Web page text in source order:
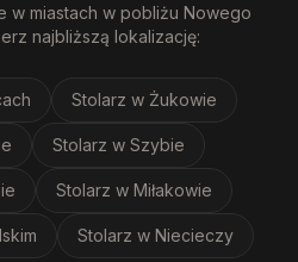
w miastach w pobliżu Nowego
najbliższą lokalizację:
Stolarz w Żukowie
Stolarz w Szybie
Stolarz w Miłakowie
Stolarz w Niecieczy